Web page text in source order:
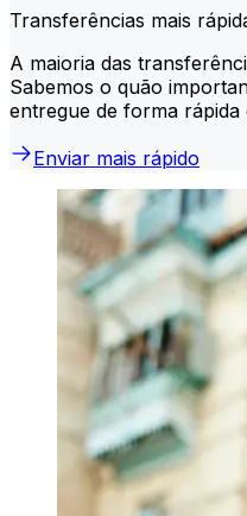
Transferências mais
A maioria das
Sabemos o quão
entregue de forma rápida
Enviar mais rápido